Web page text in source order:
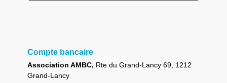
Compte bancaire
Association AMBC, Rte du Grand-Lancy 69, 1212
Grand-Lancy